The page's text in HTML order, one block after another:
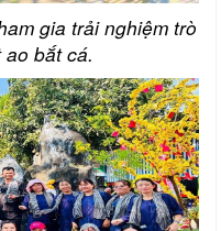
gia trải nghiệm trò
bắt cá.